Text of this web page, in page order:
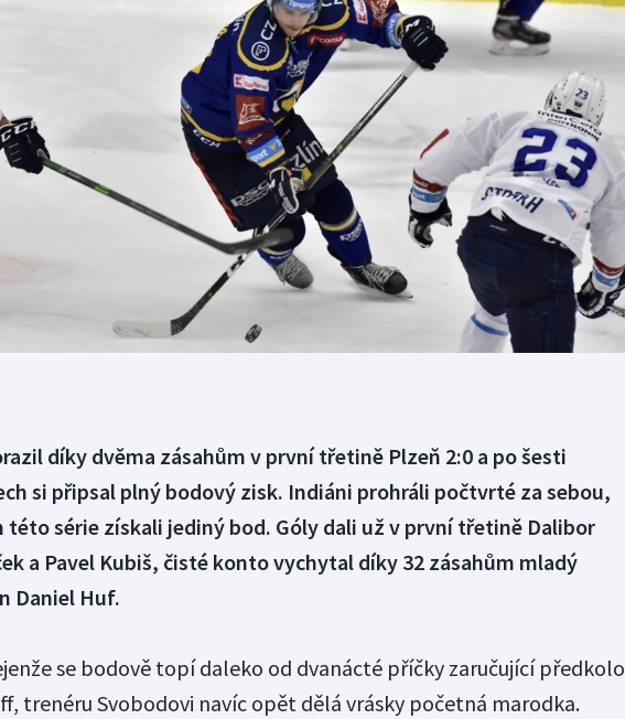
Futsal
Moderní pětiboj
Motorsport
Olympijské hry
Parasport
Plavání
Plážový volejbal
Triatlon
Veslování
Vodní slalom
Volejbal
Ostatní
díky dvěma zásahům v první třetině Plzeň 2:0 a po šesti
si připsal plný bodový zisk. Indiáni prohráli počtvrté za sebou,
této série získali jediný bod. Góly dali už v první třetině Dalibor
a Pavel Kubiš, čisté konto vychytal díky 32 zásahům mladý
Daniel Huf.
se bodově topí daleko od dvanácté příčky zaručující předkolo
trenéru Svobodovi navíc opět dělá vrásky početná marodka.